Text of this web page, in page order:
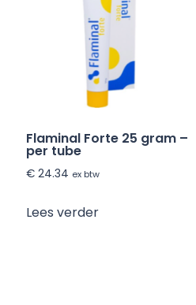
Flaminal Forte 25 gram –
per tube
€24.34 ex btw
Lees verder